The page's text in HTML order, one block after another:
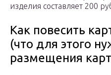
изделия составляет 200
Как повесить
(что для этого
размещения